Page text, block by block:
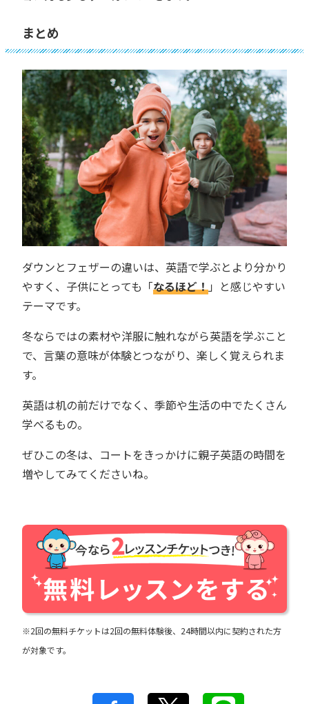
まとめ
ダウンとフェザーの違いは、英語で学ぶとより分かり
やすく、子供にとっても「なるほど！」と感じやすい
テーマです。
冬ならではの素材や洋服に触れながら英語を学ぶこと
で、言葉の意味が体験とつながり、楽しく覚えられま
す。
英語は机の前だけでなく、季節や生活の中でたくさん
学べるもの。
ぜひこの冬は、コートをきっかけに親子英語の時間を
増やしてみてくださいね。
※2回の無料チケットは2回の無料体験後、24時間以内に契約された方
が対象です。